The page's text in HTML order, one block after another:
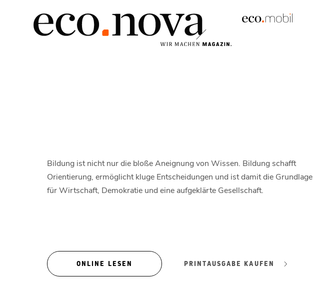
Bildung ist nicht nur die bloße Aneignung von Wissen. Bildung schafft
Orientierung, ermöglicht kluge Entscheidungen und ist damit die Grundlage
für Wirtschaft, Demokratie und eine aufgeklärte Gesellschaft.
ONLINE LESEN PRINTAUSGABE KAUFEN